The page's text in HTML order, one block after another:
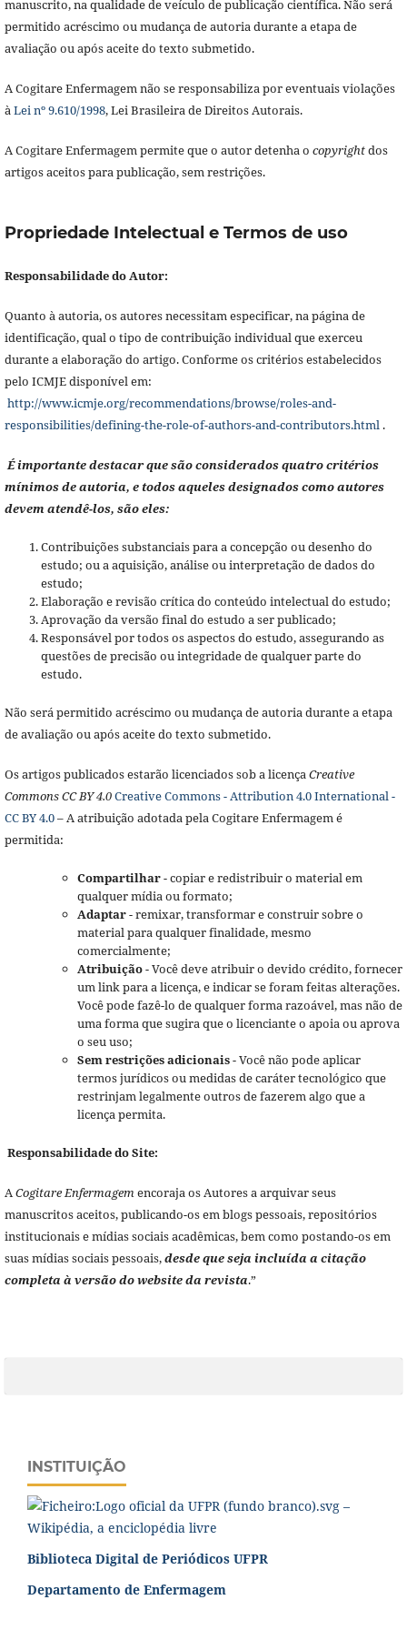
manuscrito, na qualidade de veículo de publicação científica. Não será
permitido acréscimo ou mudança de autoria durante a etapa de
avaliação ou após aceite do texto submetido.
A Cogitare Enfermagem não se responsabiliza por eventuais violações
àLei nº 9.610/1998, Lei Brasileira de Direitos Autorais.
A Cogitare Enfermagem permite que o autor detenha o copyrightdos
artigos aceitos para publicação, sem restrições.
Propriedade Intelectual e Termos de uso
Responsabilidade do Autor:
Quanto à autoria, os autores necessitam especificar, na página de
identificação, qual o tipo de contribuição individual que exerceu
durante a elaboração do artigo. Conforme os critérios estabelecidos
pelo ICMJE disponível em:
http://www.icmje.org/recommendations/browse/roles-and-
responsibilities/defining-the-role-of-authors-and-contributors.html.
É importante destacar que são considerados quatro critérios
mínimos de autoria, e todos aqueles designados como autores
devem atendê-los, são eles:
Contribuições substanciais para a concepção ou desenho do
estudo; ou a aquisição, análise ou interpretação de dados do
estudo;
Elaboração e revisão crítica do conteúdo intelectual do estudo;
Aprovação da versão final do estudo a ser publicado;
Responsável por todos os aspectos do estudo, assegurando as
questões de precisão ou integridade de qualquer parte do
estudo.
Não será permitido acréscimo ou mudança de autoria durante a etapa
de avaliação ou após aceite do texto submetido.
Os artigos publicados estarão licenciados sob a licençaCreative
Commons CC BY 4.0Creative Commons - Attribution 4.0 International -
CC BY 4.0– A atribuição adotada pela Cogitare Enfermagem é
permitida:
Compartilhar- copiar e redistribuir o material em
qualquer mídia ou formato;
Adaptar- remixar, transformar e construir sobre o
material para qualquer finalidade, mesmo
comercialmente;
Atribuição- Você deve atribuir o devido crédito, fornecer
um link para a licença, e indicar se foram feitas alterações.
Você pode fazê-lo de qualquer forma razoável, mas não de
uma forma que sugira que o licenciante o apoia ou aprova
o seu uso;
Sem restrições adicionais- Você não pode aplicar
termos jurídicos ou medidas de caráter tecnológico que
restrinjam legalmente outros de fazerem algo que a
licença permita.
Responsabilidade do Site:
ACogitare Enfermagemencoraja os Autores a arquivar seus
manuscritos aceitos, publicando-os em blogs pessoais, repositórios
institucionais e mídias sociais acadêmicas, bem como postando-os em
suas mídias sociais pessoais,desde que seja incluída a citação
completa à versão do website da revista.”
INSTITUIÇÃO
Biblioteca Digital de Periódicos UFPR
Departamento de Enfermagem